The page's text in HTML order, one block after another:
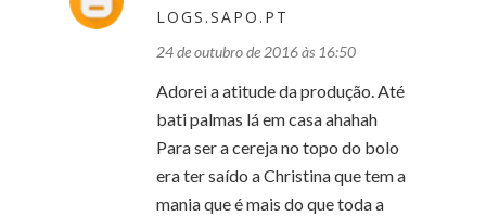
LOGS.SAPO.PT
24 de outubro de 2016 às 16:50
Adorei a atitude da produção. Até
bati palmas lá em casa ahahah
Para ser a cereja no topo do bolo
era ter saído a Christina que tem a
mania que é mais do que toda a